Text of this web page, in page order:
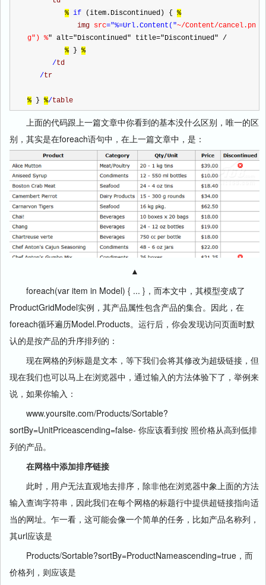
% if (item.Discontinued) { %
img src="%=Url.Content("~/Content/cancel.pn
g") %" alt="Discontinued" title="Discontinued" /
% } %
/td
/tr
% } %/table
上面的代码跟上一篇文章中你看到的基本没什么区别，唯一的区
别，其实是在foreach语句中，在上一篇文章中，是：
▲
foreach(var item in Model) { ... }，而本文中，其模型变成了
ProductGridModel实例，其产品属性包含产品的集合。因此，在
foreach循环遍历Model.Products。运行后，你会发现访问页面时默
认的是按产品的升序排列的：
现在网格的列标题是文本，等下我们会将其修改为超级链接，但
现在我们也可以马上在浏览器中，通过输入的方法体验下了，举例来
说，如果你输入：
www.yoursite.com/Products/Sortable?
sortBy=UnitPriceascending=false- 你应该看到按 照价格从高到低排
列的产品。
在网格中添加排序链接
此时，用户无法直观地去排序，除非他在浏览器中象上面的方法
输入查询字符串，因此我们在每个网格的标题行中提供超链接指向适
当的网址。乍一看，这可能会像一个简单的任务，比如产品名称列，
其url应该是
Products/Sortable?sortBy=ProductNameascending=true，而
价格列，则应该是